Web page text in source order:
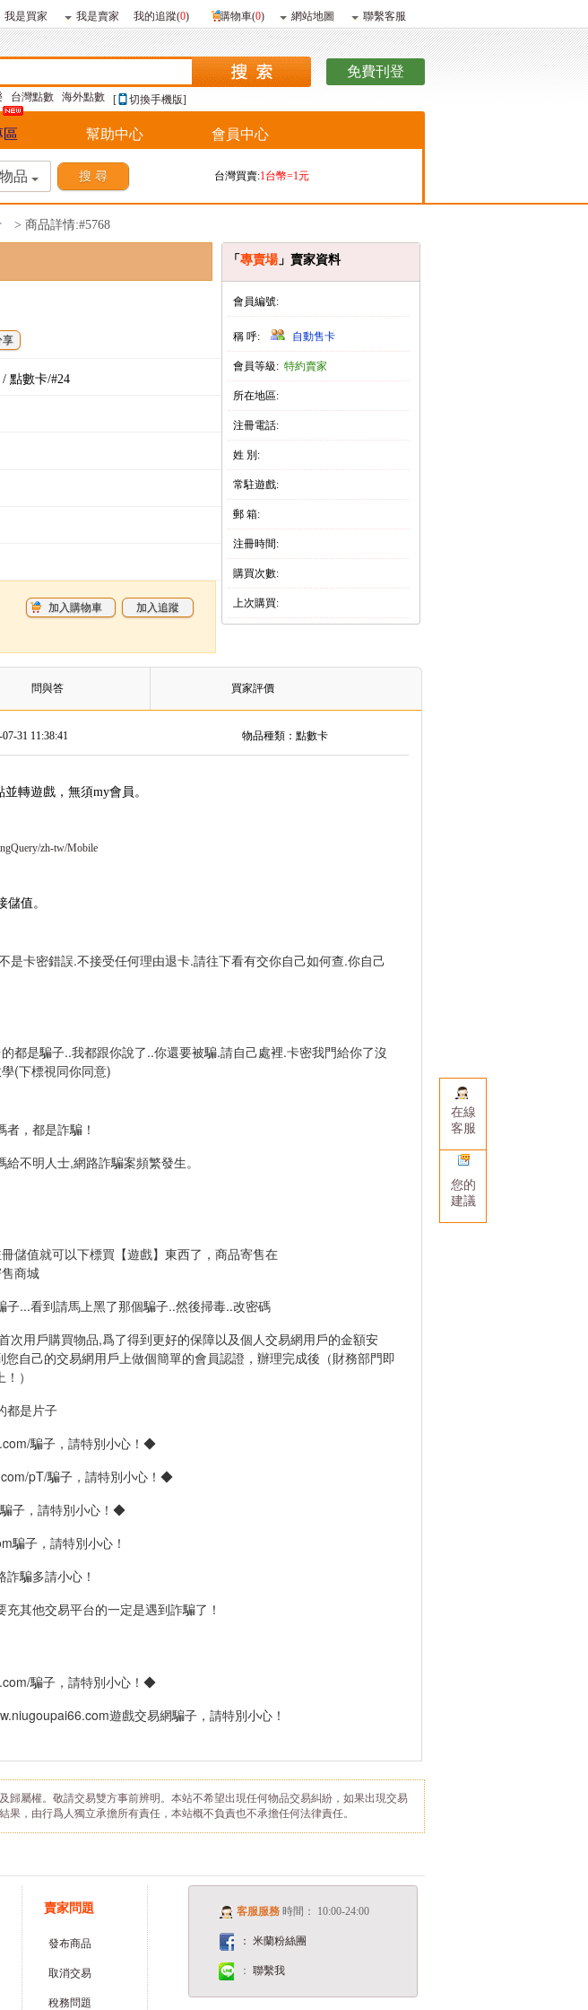
我是買家 我是賣家 我的追蹤(0) 購物車(0) 網站地圖 聯繫客服
台灣點數 海外點數 [ 切換手機版]
免費刊登
區 幫助中心 會員中心
品 台灣買賣:1台幣=1元
香港購買:1港幣=4.09元
> 商品詳情:#5768
享
點數卡/#24
加入追蹤
「專賣場」賣家資料
會員編號:
稱 呼: 自動售卡
會員等級: 特約賣家
所在地區:
注冊電話:
姓 別:
常駐遊戲:
郵 箱:
注冊時間:
購買次數:
上次購買:
問與答 買家評價
31 11:38:41 物品種類：點數卡
並轉遊戲，無須my會員。
zh-tw/Mobile
儲值。
是卡密錯誤.不接受任何理由退卡.請往下看有交你自己如何查.你自己
都是騙子..我都跟你說了..你還要被騙.請自己處裡.卡密我門給你了沒
(下標視同你同意)
，都是詐騙！
給不明人士,網路詐騙案頻繁發生。
儲值就可以下標買【遊戲】東西了，商品寄售在
商城
...看到請馬上黑了那個騙子..然後掃毒..改密碼
用戶購買物品,爲了得到更好的保障以及個人交易網用戶的金額安
自己的交易網用戶上做個簡單的會員認證，辦理完成後（財務部門即
）
都是片子
騙子，請特別小心！◆
pT/騙子，請特別小心！◆
子，請特別小心！◆
騙子，請特別小心！
騙多請小心！
其他交易平台的一定是遇到詐騙了！
騙子，請特別小心！◆
遊戲交易網騙子，請特別小心！
在線
客服
您的
建議
歸屬權。敬請交易雙方事前辨明。本站不希望出現任何物品交易糾紛，如果出現交易
，由行爲人獨立承擔所有責任，本站概不負責也不承擔任何法律責任。
賣家問題
發布商品
取消交易
稅務問題
客服服務時間： 10:00-24:00
： 米蘭粉絲團
： 聯繫我